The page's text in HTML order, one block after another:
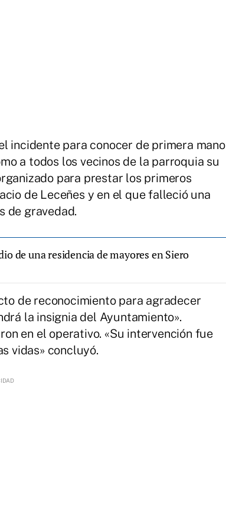
incidente para conocer de primera mano
a todos los vecinos de la parroquia su
para prestar los primeros
de Leceñes y en el que falleció una
de gravedad.
de una residencia de mayores en Siero
de reconocimiento para agradecer
la insignia del Ayuntamiento».
en el operativo. «Su intervención fue
vidas» concluyó.